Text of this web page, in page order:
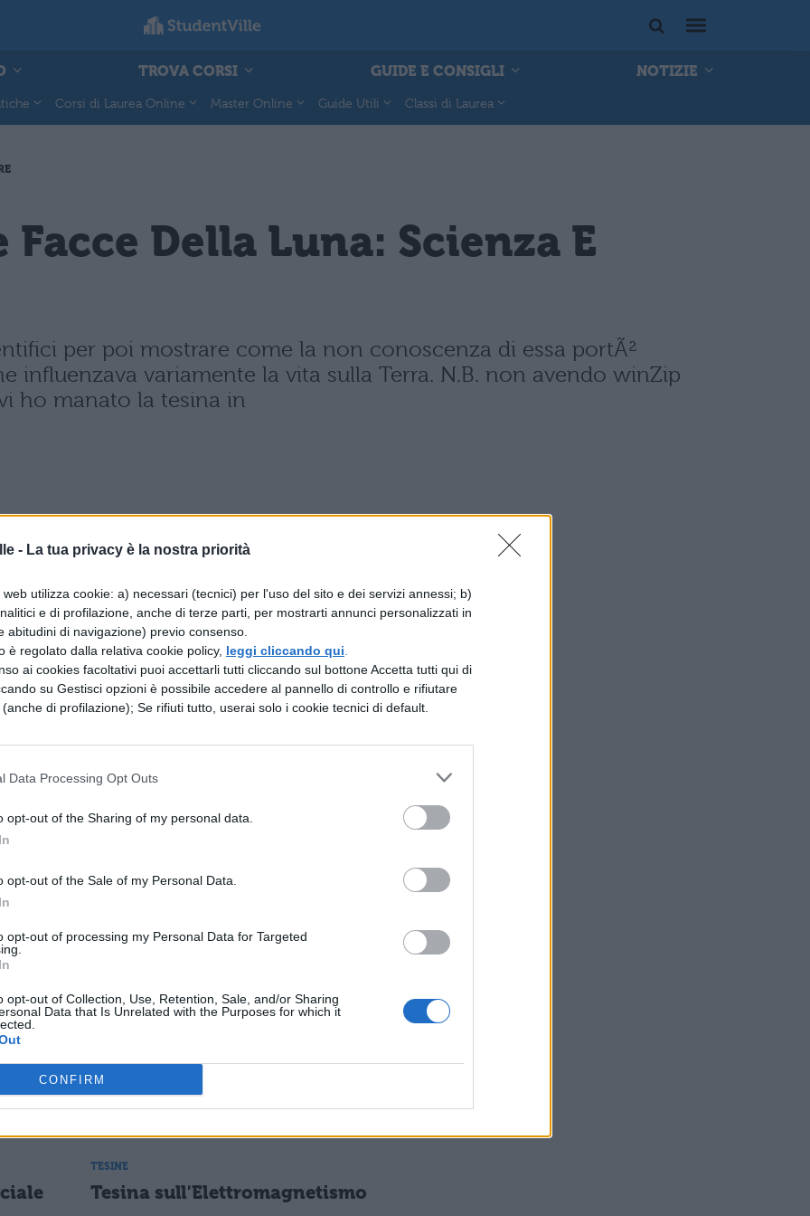
- La tua privacy è la nostra priorità
utilizza cookie: a) necessari (tecnici) per l'uso del sito e dei servizi annessi; b)
e di profilazione, anche di terze parti, per mostrarti annunci personalizzati in
abitudini di navigazione) previo consenso.
è regolato dalla relativa cookie policy, leggi cliccando qui
ai cookies facoltativi puoi accettarli tutti cliccando sul bottone Accetta tutti qui di
su Gestisci opzioni è possibile accedere al pannello di controllo e rifiutare
di profilazione); Se rifiuti tutto, userai solo i cookie tecnici di default.
Data Processing Opt Outs
opt-out of the Sharing of my personal data.
opt-out of the Sale of my Personal Data.
opt-out of processing my Personal Data for Targeted
opt-out of Collection, Use, Retention, Sale, and/or Sharing
Data that Is Unrelated with the Purposes for which it
CONFIRM
TROVA CORSI GUIDE E CONSIGLI
NOTIZIE
Corsi di Laurea Online Master Online Guide Utili Classi di Laurea
Facce Della Luna: Scienza E
per poi mostrare come la non conoscenza di essa portÃ²
influenzava variamente la vita sulla Terra. N.B. non avendo winZip
ho manato la tesina in
"Premio Maturità 2007"
e religione
da dati scientifici per poi mostrare come la non
di una dea che influenzava variamente
winZip nò alcun compressore simile vi ho
Inglese, Italiano.
TESINE
Tesina sulla Sezione Aurea
TESINE
Tesina sulla Crittografia e i Codici
TESINE
Tesina sull'Elettromagnetismo